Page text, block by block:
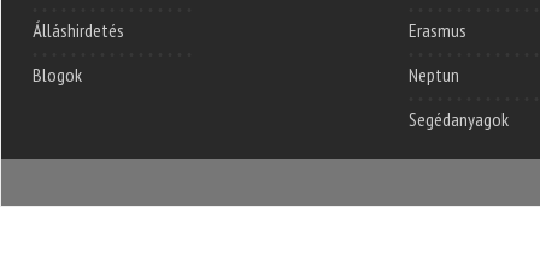
Álláshirdetés
Blogok
Erasmus
Neptun
Segédanyagok